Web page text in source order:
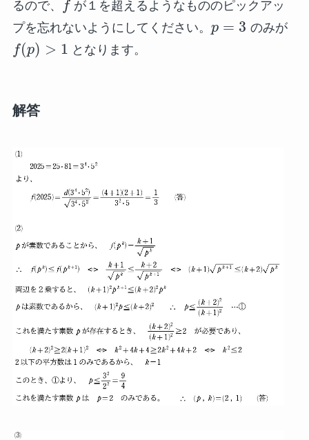
るので、
f が１を超えるようなもののピックアッ
プを忘れないようにしてください。 p = 3 のみが
f(p) > 1 となります。
解答